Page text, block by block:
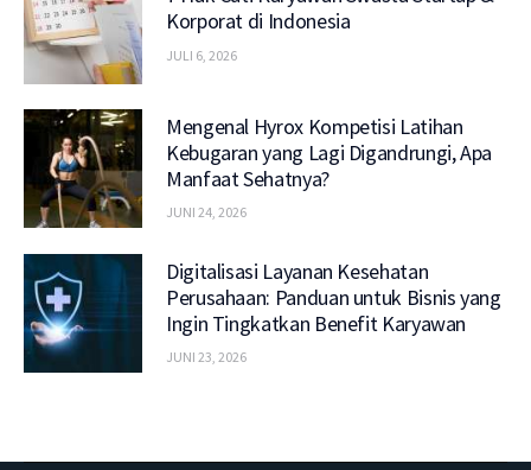
Korporat di Indonesia
JULI 6, 2026
Mengenal Hyrox Kompetisi Latihan
Kebugaran yang Lagi Digandrungi, Apa
Manfaat Sehatnya?
JUNI 24, 2026
Digitalisasi Layanan Kesehatan
Perusahaan: Panduan untuk Bisnis yang
Ingin Tingkatkan Benefit Karyawan
JUNI 23, 2026